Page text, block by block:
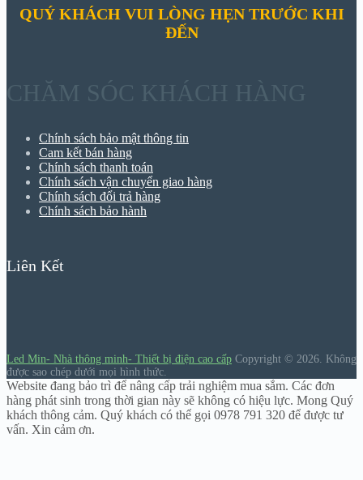
QUÝ KHÁCH VUI LÒNG HẸN TRƯỚC KHI
ĐẾN
CHĂM SÓC KHÁCH HÀNG
Chính sách bảo mật thông tin
Cam kết bán hàng
Chính sách thanh toán
Chính sách vận chuyển giao hàng
Chính sách đổi trả hàng
Chính sách bảo hành
Liên Kết
Led Min- Nhà thông minh- Thiết bị điện cao cấp Copyright © 2026. Không
được sao chép dưới mọi hình thức.
Website đang bảo trì để nâng cấp trải nghiệm mua sắm. Các đơn
hàng phát sinh trong thời gian này sẽ không có hiệu lực. Mong Quý
khách thông cảm. Quý khách có thể gọi 0978 791 320 để được tư
vấn. Xin cảm ơn.